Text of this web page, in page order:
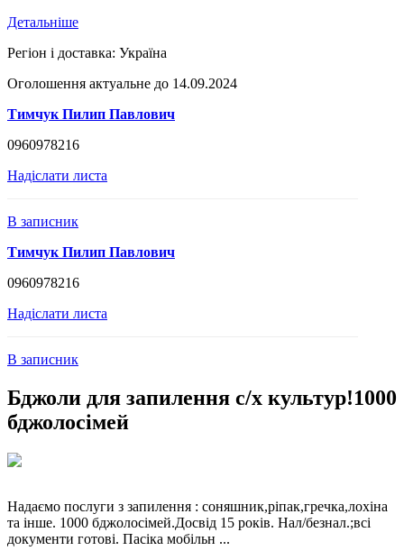
Детальніше
Регіон і доставка: Україна
Оголошення актуальне до 14.09.2024
Тимчук Пилип Павлович
0960978216
Надіслати листа
В записник
Тимчук Пилип Павлович
0960978216
Надіслати листа
В записник
Бджоли для запилення с/х культур!1000
бджолосімей
Надаємо послуги з запилення : соняшник,ріпак,гречка,лохіна
та інше. 1000 бджолосімей.Досвід 15 років. Нал/безнал.;всі
документи готові. Пасіка мобільн ...